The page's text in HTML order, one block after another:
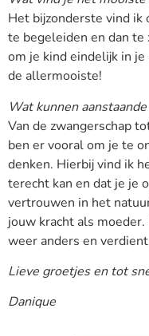
Het bijzonderste vind ik
te begeleiden en dan
om je kind eindelijk in
de allermooiste!
Wat kunnen
Van de zwangerschap
ben er vooral om je te
denken. Hierbij vind ik
terecht kan en dat je je
vertrouwen in het
jouw kracht als
weer anders en
Lieve groetjes en tot
Danique